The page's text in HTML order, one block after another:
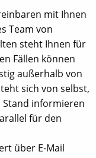
mit Ihnen
Team von
steht Ihnen für
Fällen können
außerhalb von
sich von selbst,
Stand informieren
für den
über E-Mail